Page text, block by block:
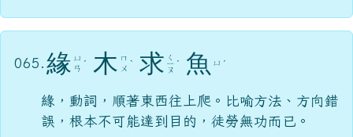
065. 緣 ㄩ
ㄢ ˊ 木 ㄇ
ㄨ ˋ 求 ㄑ
ㄧ
ㄡ
ˊ 魚 ㄩ ˊ
緣，動詞，順著東西往上爬。比喻方法、方向錯
誤，根本不可能達到目的，徒勞無功而已。